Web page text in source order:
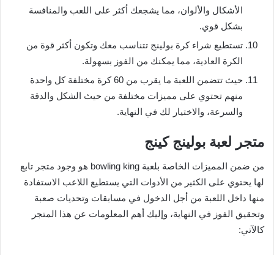
الأشكال والألوان، مما يشجعك أكثر على اللعب والمنافسة
بشكل قوي.
تستطيع شراء كرة بولينج تتناسب معك وتكون أكثر قوة من
الكرة العادية، مما يمكنك من الفوز بسهولة.
حيث تتضمن اللعبة ما يقرب من 60 كرة مختلفة كل واحدة
منهم تحتوي على مميزات مختلفة من حيث الشكل والدقة
والسرعة، والاختيار لك في النهاية.
متجر لعبة بولينج كينج
من ضمن المميزات الخاصة بلعبة bowling king هو وجود متجر تابع
لها يحتوي على الكثير من الأدوات التي يستطيع اللاعب الاستفادة
منها داخل اللعبة من أجل الدخول في مسابقات وتحديات صعبة
وتحقيق الفوز في النهاية، وإليك أهم المعلومات عن هذا المتجر
كالآتي: